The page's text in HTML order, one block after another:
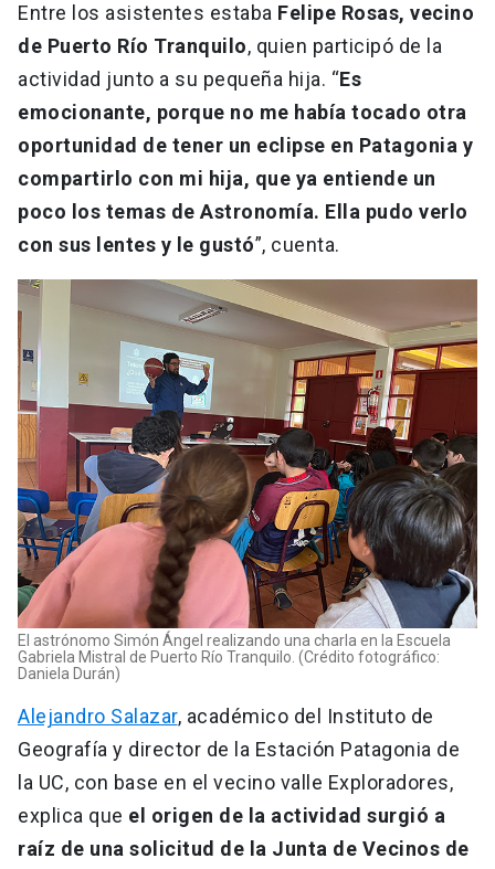
Entre los asistentes estaba Felipe Rosas, vecino
de Puerto Río Tranquilo, quien participó de la
actividad junto a su pequeña hija. “Es
emocionante, porque no me había tocado otra
oportunidad de tener un eclipse en Patagonia y
compartirlo con mi hija, que ya entiende un
poco los temas de Astronomía. Ella pudo verlo
con sus lentes y le gustó”, cuenta.
El astrónomo Simón Ángel realizando una charla en la Escuela
Gabriela Mistral de Puerto Río Tranquilo. (Crédito fotográfico:
Daniela Durán)
Alejandro Salazar, académico del Instituto de
Geografía y director de la Estación Patagonia de
la UC, con base en el vecino valle Exploradores,
explica que el origen de la actividad surgió a
raíz de una solicitud de la Junta de Vecinos de